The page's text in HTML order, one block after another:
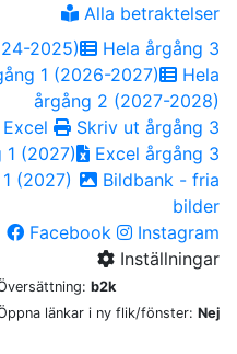
Alla betraktelser
2025)
Hela årgång 3
1 (2026-2027)
Hela
årgång 2 (2027-2028)
Skriv ut årgång 3
1 (2027)
Excel årgång 3
(2027)
Bildbank - fria
bilder
Facebook
Instagram
Inställningar
b2k
länkar i ny flik/fönster: Nej